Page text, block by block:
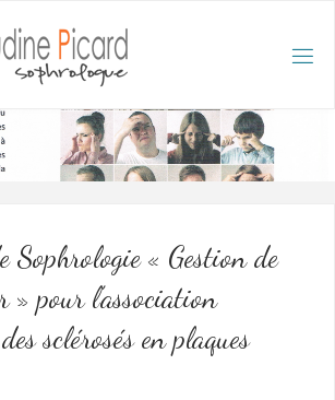
DIN
E P
CAR
D :
HR
OG
ET
Sophrologie « Gestion de
» pour l’association
sclérosés en plaques